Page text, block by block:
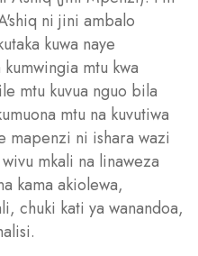
ni jini ambalo
kuwa naye
mtu kwa
mtu kuvua nguo bila
mtu na kuvutiwa
mapenzi ni ishara wazi
mkali na linaweza
kama akiolewa,
chuki kati ya wanandoa,